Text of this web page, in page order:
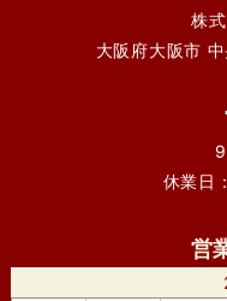
株
大阪府大阪市
休業日
営